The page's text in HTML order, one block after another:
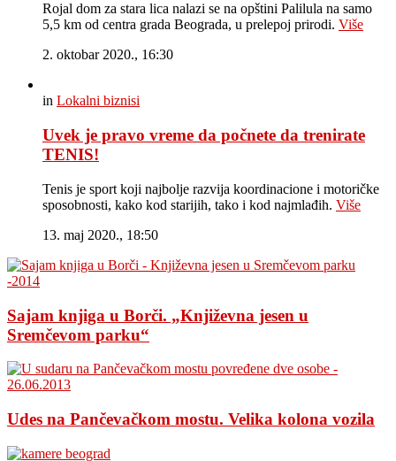
Rojal dom za stara lica nalazi se na opštini Palilula na samo
5,5 km od centra grada Beograda, u prelepoj prirodi. Više
2. oktobar 2020., 16:30
in Lokalni biznisi
Uvek je pravo vreme da počnete da trenirate
TENIS!
Tenis je sport koji najbolje razvija koordinacione i motoričke
sposobnosti, kako kod starijih, tako i kod najmlađih. Više
13. maj 2020., 18:50
Sajam knjiga u Borči. „Književna jesen u
Sremčevom parku“
Udes na Pančevačkom mostu. Velika kolona vozila